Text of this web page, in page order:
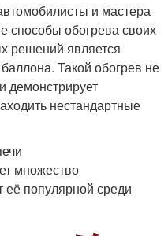
и мастера
способы обогрева своих
решений является
Такой обогрев не
демонстрирует
нестандартные
множество
популярной среди